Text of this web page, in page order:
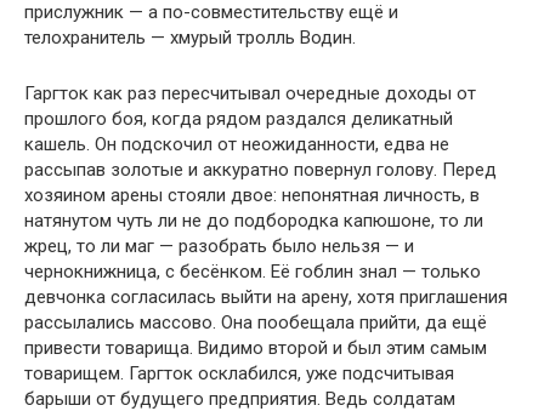
прислужник — а по-совместительству ещё и
телохранитель — хмурый тролль Водин.
Гаргток как раз пересчитывал очередные доходы от
прошлого боя, когда рядом раздался деликатный
кашель. Он подскочил от неожиданности, едва не
рассыпав золотые и аккуратно повернул голову. Перед
хозяином арены стояли двое: непонятная личность, в
натянутом чуть ли не до подбородка капюшоне, то ли
жрец, то ли маг — разобрать было нельзя — и
чернокнижница, с бесёнком. Её гоблин знал — только
девчонка согласилась выйти на арену, хотя приглашения
рассылались массово. Она пообещала прийти, да ещё
привести товарища. Видимо второй и был этим самым
товарищем. Гаргток осклабился, уже подсчитывая
барыши от будущего предприятия. Ведь солдатам